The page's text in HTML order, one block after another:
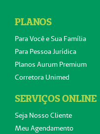
PLANOS
Para Você e Sua Família
Para Pessoa Jurídica
Planos Aurum Premium
Corretora Unimed
SERVIÇOS ONLINE
Seja Nosso Cliente
Meu Agendamento